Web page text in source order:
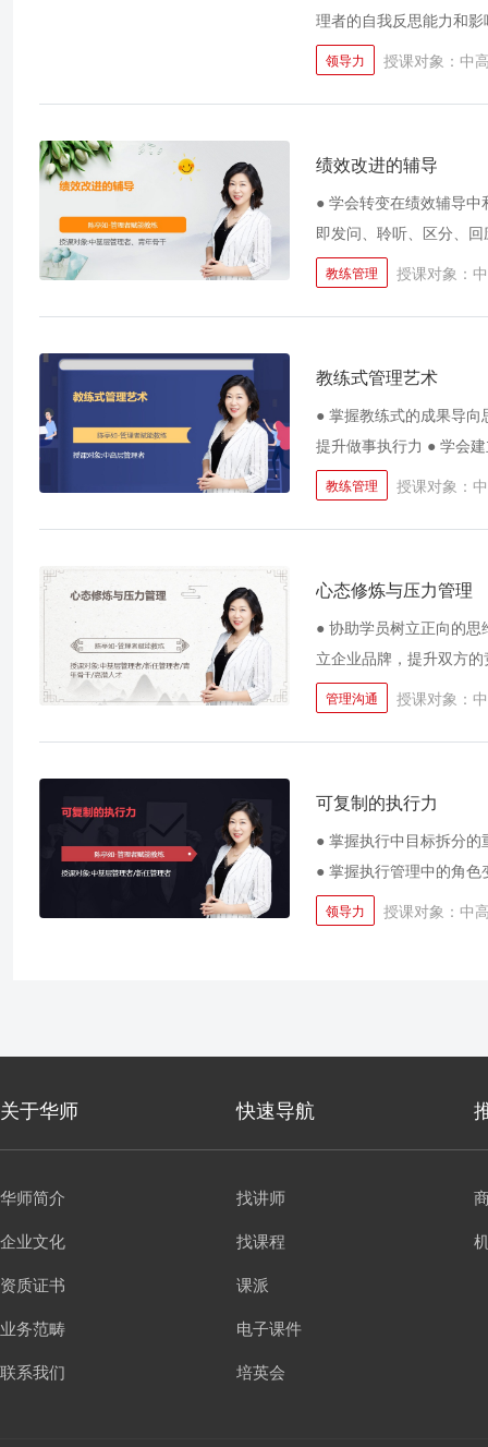
理者的自我反思能力和
领导力 授课对象：中
绩效改进的辅导
● 学会转变在绩效辅导
即发问、聆听、区分、
讨，揣着问题来，带着答
教练管理 授课对象：
教练式管理艺术
● 掌握教练式的成果导
提升做事执行力 ● 学会
现场出成果 ● 建立和谐
教练管理 授课对象：
心态修炼与压力管理
● 协助学员树立正向的
立企业品牌，提升双方
忠诚度 ● 有效引导学员
管理沟通 授课对象：
可复制的执行力
● 掌握执行中目标拆分
● 掌握执行管理中的角
领导力 授课对象：中
关于华师 快速导航
华师简介
企业文化
资质证书
业务范畴
联系我们
找讲师
找课程
课派
电子课件
培英会